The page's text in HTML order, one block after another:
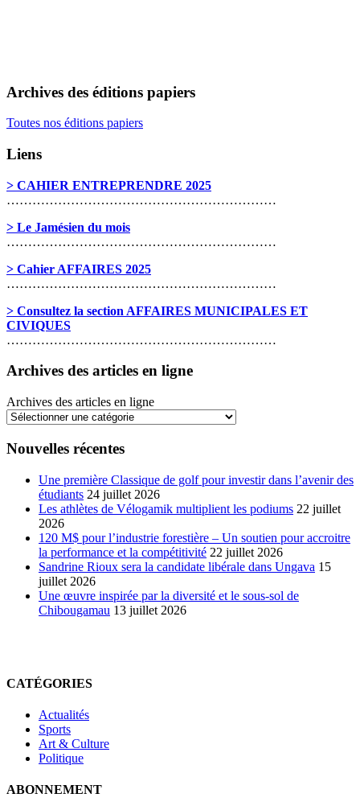
Archives des éditions papiers
Toutes nos éditions papiers
Liens
> CAHIER ENTREPRENDRE 2025
………………………………………………………
> Le Jamésien du mois
………………………………………………………
> Cahier AFFAIRES 2025
………………………………………………………
> Consultez la section AFFAIRES MUNICIPALES ET
CIVIQUES
………………………………………………………
Archives des articles en ligne
Archives des articles en ligne
Nouvelles récentes
Une première Classique de golf pour investir dans l’avenir des
étudiants 24 juillet 2026
Les athlètes de Vélogamik multiplient les podiums 22 juillet
2026
120 M$ pour l’industrie forestière – Un soutien pour accroitre
la performance et la compétitivité 22 juillet 2026
Sandrine Rioux sera la candidate libérale dans Ungava 15
juillet 2026
Une œuvre inspirée par la diversité et le sous-sol de
Chibougamau 13 juillet 2026
CATÉGORIES
Actualités
Sports
Art & Culture
Politique
ABONNEMENT